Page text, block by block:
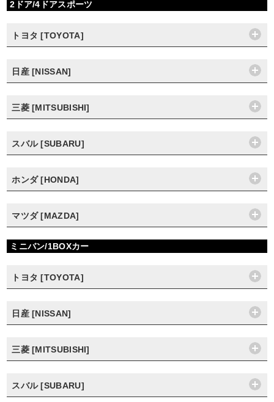
2ドア/4ドアスポーツ
トヨタ [TOYOTA]
日産 [NISSAN]
三菱 [MITSUBISHI]
スバル [SUBARU]
ホンダ [HONDA]
マツダ [MAZDA]
ミニバン/1BOXカー
トヨタ [TOYOTA]
日産 [NISSAN]
三菱 [MITSUBISHI]
スバル [SUBARU]